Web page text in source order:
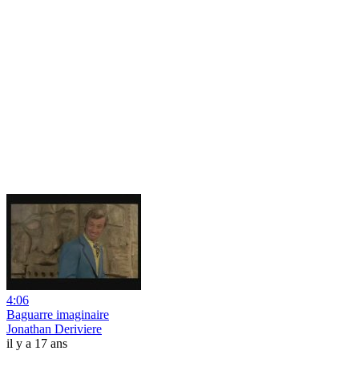
4:06
Baguarre imaginaire
Jonathan Deriviere
il y a 17 ans